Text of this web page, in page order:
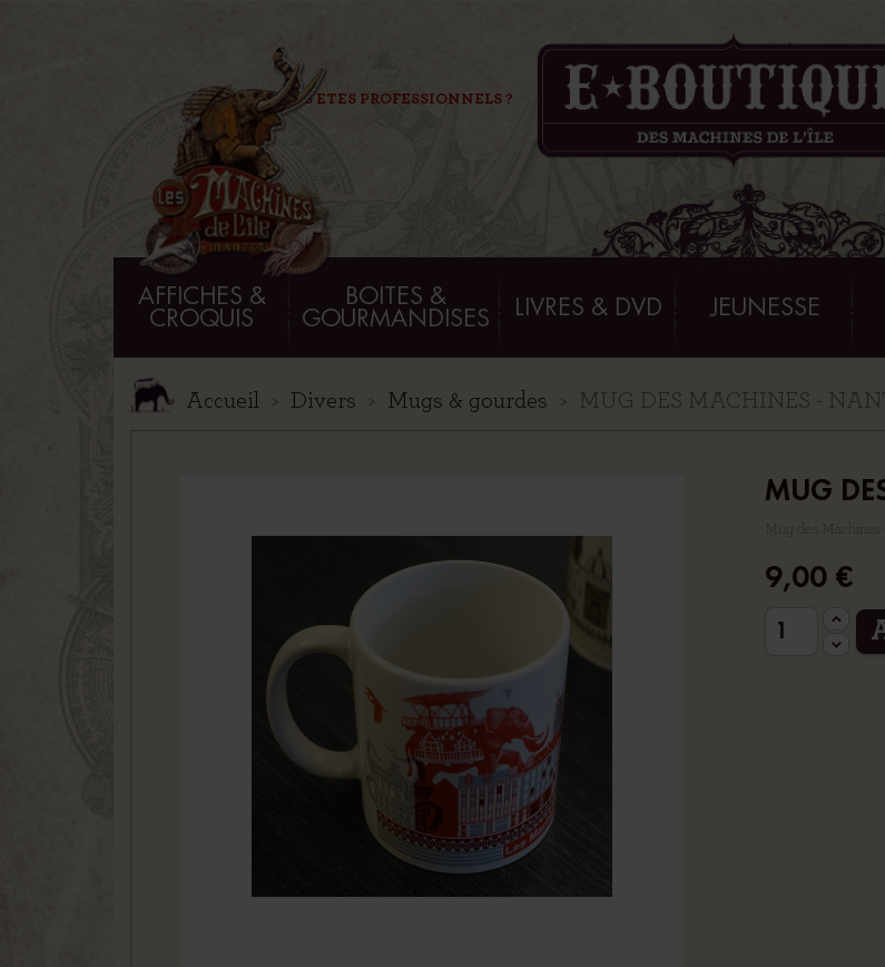
VOUS ETES PROFESSIONNELS ?
AFFICHES &
CROQUIS
BOITES &
GOURMANDISES
LIVRES & DVD JEUNESSE
Accueil Divers Mugs & gourdes MUG DES MACHINES -
MUG
9,00 €